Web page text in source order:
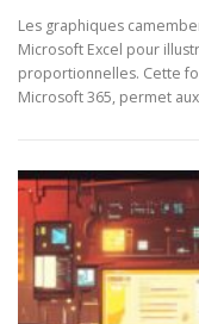
Les graphiques
Microsoft Excel pour
proportionnelles. Cette
Microsoft 365, permet